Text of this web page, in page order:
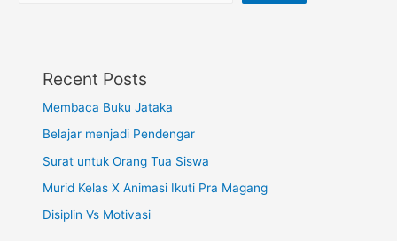
Recent Posts
Membaca Buku Jataka
Belajar menjadi Pendengar
Surat untuk Orang Tua Siswa
Murid Kelas X Animasi Ikuti Pra Magang
Disiplin Vs Motivasi